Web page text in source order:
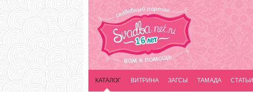
КАТАЛОГ ВИТРИНА ЗАГСЫ ТАМАДА СТАТЬИ